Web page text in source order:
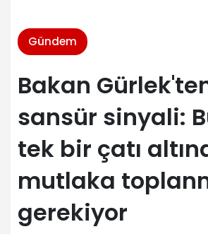
Gündem
Bakan
sansür sinyali:
tek bir çatı
mutlaka
gerekiyor